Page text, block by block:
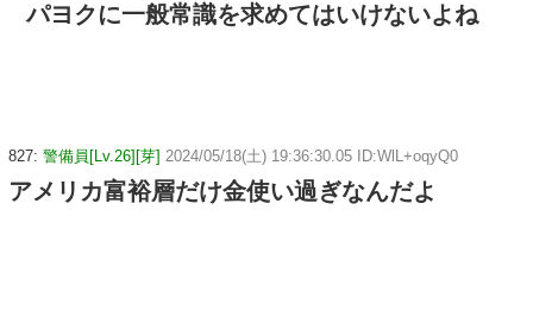
パヨクに一般常識を求めてはいけないよね
827: 警備員[Lv.26][芽] 2024/05/18(土) 19:36:30.05 ID:WlL+oqyQ0
アメリカ富裕層だけ金使い過ぎなんだよ